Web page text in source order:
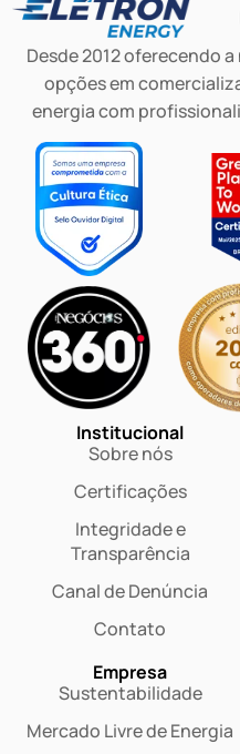
Desde 2012 oferecendo
opções em
energia com
Institucional
Sobre nós
Certificações
Integridade e
Transparência
Canal de Denúncia
Contato
Empresa
Sustentabilidade
Mercado Livre de Energia